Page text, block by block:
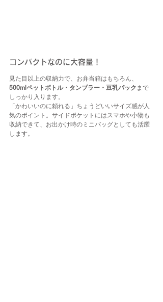
コンパクトなのに大容量！
見た目以上の収納力で、お弁当箱はもちろん、
500mlペットボトル・タンブラー・豆乳パック まで
しっかり入ります。
「かわいいのに頼れる」ちょうどいいサイズ感が人
気のポイント。サイドポケットにはスマホや小物も
収納できて、お出かけ時のミニバッグとしても活躍
します。